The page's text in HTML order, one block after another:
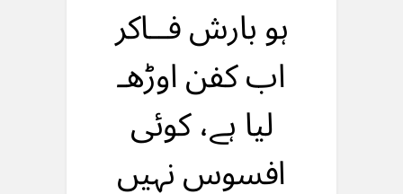
ہو بارش فــاکر
اب کفن اوڑهـ
لیا ہے، کوئی
افسوس نہیں